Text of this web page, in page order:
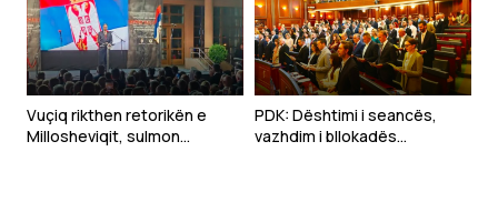
Vuçiq rikthen retorikën e
Millosheviqit, sulmon
PDK: Dështimi i seancës,
vazhdim i bllokadës